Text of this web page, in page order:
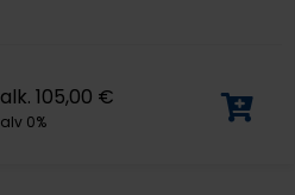
alk. 105,00 €
alv 0%